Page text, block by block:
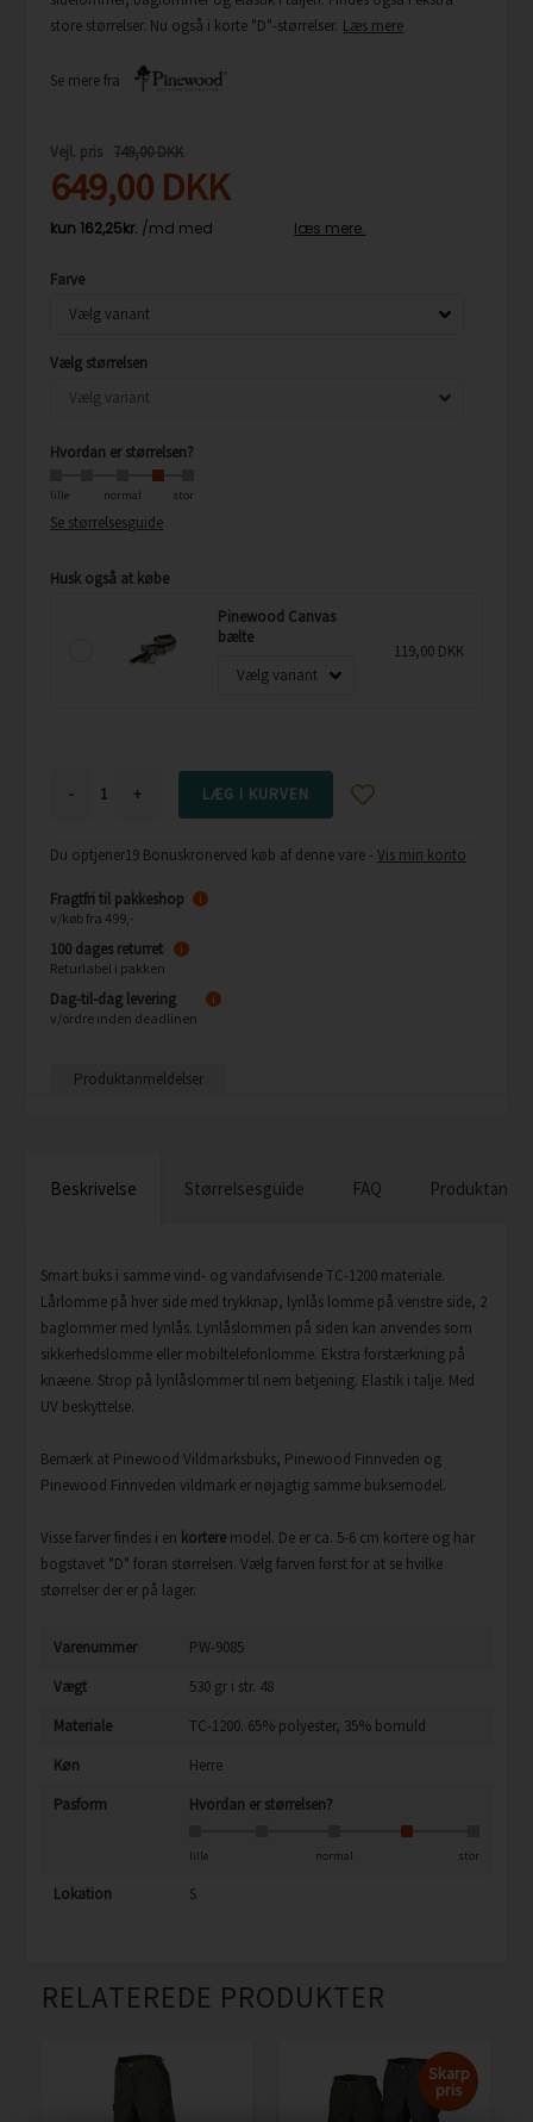
store størrelser. Nu også i korte "D"-størrelser. Læs mere
Se mere fra
Vejl. pris 749,00 DKK
649,00 DKK
Farve
Vælg størrelsen
Hvordan er størrelsen?
lille normal stor
Se størrelsesguide
Husk også at købe
Pinewood Canvas
bælte
119,00 DKK
- +
Du optjener19 Bonuskronerved køb af denne vare -Vis min konto
Fragtfri til pakkeshop
v/køb fra 499,-
i
100 dages returret
Returlabel i pakken
i
Dag-til-dag levering
v/ordre inden deadlinen
i
Produktanmeldelser
Beskrivelse Størrelsesguide FAQ
Smart buks i samme vind- og vandafvisende TC-1200 materiale.
Lårlomme på hver side med trykknap, lynlås lomme på venstre side, 2
baglommer med lynlås. Lynlåslommen på siden kan anvendes som
sikkerhedslomme eller mobiltelefonlomme. Ekstra forstærkning på
knæene. Strop på lynlåslommer til nem betjening. Elastik i talje. Med
UV beskyttelse.
Bemærk at Pinewood Vildmarksbuks, Pinewood Finnveden og
Pinewood Finnveden vildmark er nøjagtig samme buksemodel.
Visse farver findes i en kortere model. De er ca. 5-6 cm kortere og har
bogstavet "D" foran størrelsen. Vælg farven først for at se hvilke
størrelser der er på lager.
Varenummer
PW-9085
Vægt
530 gr i str. 48
Materiale
TC-1200. 65% polyester, 35% bomuld
Køn
Herre
Pasform
Hvordan er størrelsen?
lille normal stor
Lokation S
RELATEREDE PRODUKTER
Skarp
pris